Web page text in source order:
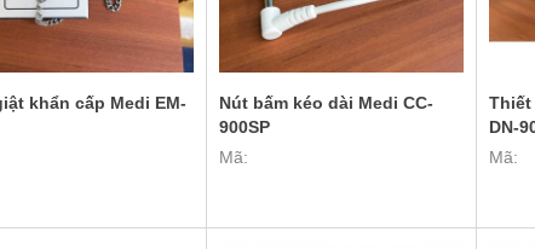
khẩn cấp Medi EM-
Nút bấm kéo dài Medi CC-
900SP
Mã:
Thiết
DN-
Mã: